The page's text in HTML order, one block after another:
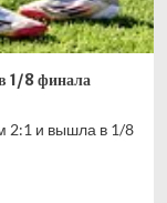
1/8 финала
2:1 и вышла в 1/8